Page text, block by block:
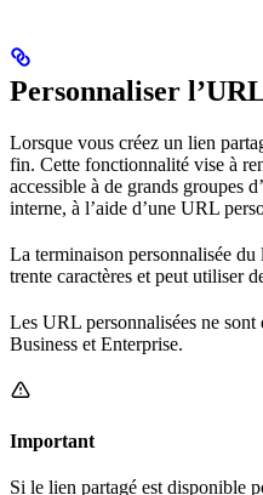
Personnaliser
Lorsque vous créez un lien
fin. Cette fonctionnalité vise à
accessible à de grands groupes
interne, à l’aide d’une URL
La terminaison personnalisée
trente caractères et peut utiliser
Les URL personnalisées ne
Business et Enterprise.
Important
Si le lien partagé est disponible